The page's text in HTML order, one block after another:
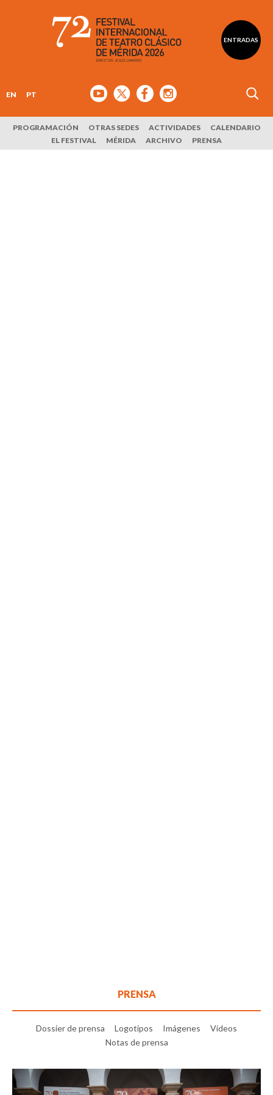
ENTRADAS
EN PT
PROGRAMACIÓN OTRAS SEDES ACTIVIDADES
CALENDARIO
EL FESTIVAL
MÉRIDA ARCHIVO PRENSA
PRENSA
Dossier de prensa Logotipos Imágenes
Vídeos
Notas de prensa